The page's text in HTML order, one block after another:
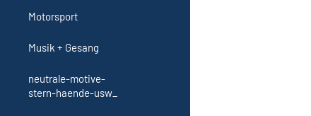
Motorsport
Musik + Gesang
neutrale-motive-
stern-haende-usw_